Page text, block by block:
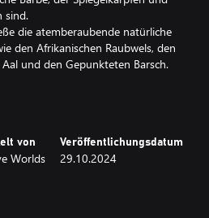
sind.
die atemberaubende natürliche
den Afrikanischen Raubwels, den
und den Gepunkteten Barsch.
den wilden Koi, den Amur-Wels
Holzausrüstung und
von
Worlds
Veröffentlichungsdatum
29.10.2024